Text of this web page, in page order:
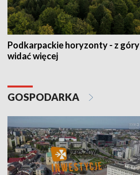
Podkarpackie horyzonty - z góry
widać więcej
GOSPODARKA